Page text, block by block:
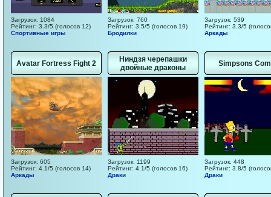
Загрузок: 1084
Рейтинг: 3.3/5 (голосов 12)
Спортивные игры
Загрузок: 760
Рейтинг: 3.5/5 (голосов 19)
Бродилки
Загрузок: 539
Рейтинг: 3.3/5
Аркады
Avatar Fortress Fight 2
Загрузок: 605
Рейтинг: 4.1/5 (голосов 14)
Аркады
Ниндзя черепашки
двойные драконы
Загрузок: 1199
Рейтинг: 4.1/5 (голосов 16)
Драки
Simpsons
Загрузок: 448
Рейтинг: 3.8/5
Драки